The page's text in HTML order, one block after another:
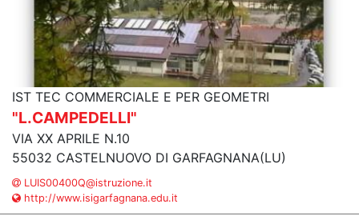
IST TEC COMMERCIALE E PER GEOMETRI
"L.CAMPEDELLI"
VIA XX APRILE N.10
55032 CASTELNUOVO DI GARFAGNANA(LU)
LUIS00400Q@istruzione.it
http://www.isigarfagnana.edu.it